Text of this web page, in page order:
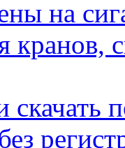
на
кранов,